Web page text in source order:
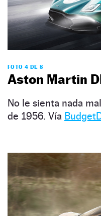
FOTO 4 DE 8
Aston Martin
No le sienta nada
de 1956. Vía